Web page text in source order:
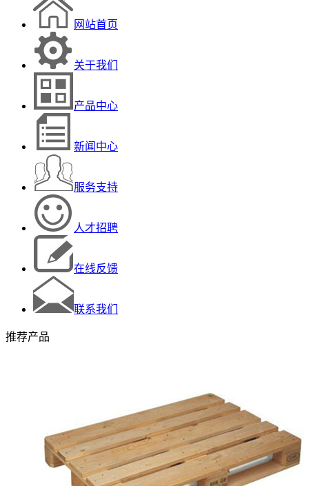
网站首页
关于我们
产品中心
新闻中心
服务支持
人才招聘
在线反馈
联系我们
推荐产品